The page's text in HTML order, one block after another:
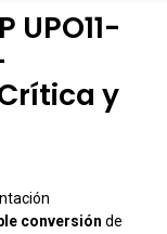
UPO11-
y
conversión de